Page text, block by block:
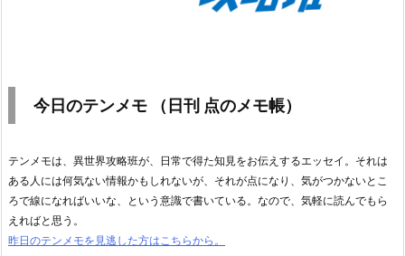
今日のテンメモ （日刊 点のメモ帳）
テンメモは、異世界攻略班が、日常で得た知見をお伝えするエッセイ。それは
ある人には何気ない情報かもしれないが、それが点になり、気がつかないとこ
ろで線になればいいな、という意識で書いている。なので、気軽に読んでもら
えればと思う。
昨日のテンメモを見逃した方はこちらから。